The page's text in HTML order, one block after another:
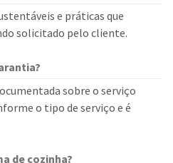
e práticas que
solicitado pelo cliente.
sobre o serviço
o tipo de serviço e é
de cozinha?